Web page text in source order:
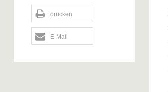
drucken
E-Mail